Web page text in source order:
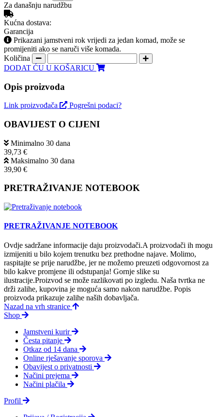
Za današnju narudžbu
Kućna dostava:
Garancija
Prikazani jamstveni rok vrijedi za jedan komad, može se
promijeniti ako se naruči više komada.
Količina
DODAT ĆU U KOŠARICU
Opis proizvoda
Link proizvođača Pogrešni podaci?
OBAVIJEST O CIJENI
Minimalno 30 dana
39,73 €
Maksimalno 30 dana
39,90 €
PRETRAŽIVANJE NOTEBOOK
PRETRAŽIVANJE NOTEBOOK
Ovdje sadržane informacije daju proizvodači.A proizvodači ih mogu
izmijeniti u bilo kojem trenutku bez prethodne najave. Molimo,
raspitajte se prije narudžbe, jer ne možemo preuzeti odgovornost za
bilo kakve promjene ili odstupanja! Gornje slike su
ilustracije.Proizvod se može razlikovati po izgledu. Naša tvrtka ne
drži zalihe, kupovina je moguća samo nakon narudžbe. Popis
proizvoda prikazuje zalihe naših dobavljača.
Nazad na vrh stranice
Shop
Jamstveni kurir
Česta pitanje
Otkaz od 14 dana
Online rješavanje sporova
Obavijest o privatnosti
Načini prejema
Načini plačila
Profil